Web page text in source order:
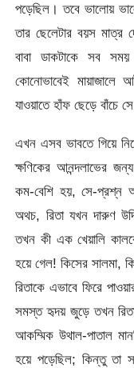
পড়েছিল। তবে ভালোয়
তার ছেলেটার বয়স মাত্র
বাবা ডাকটাকে সব সময়
কোনোভাবেই মায়াজালে
যাওয়াতে হাঁফ ছেড়ে বাঁচে
এখন এসব ভাবতে গিয়ে
ক্ষণিকের আনন্দলাভের
কম-বেশি হয়, সে-প্রশ্ন
অথচ, রিতা যখন দারুণ
তখন কী এক খেয়ালি
হয়ে গেল! কিসের সালমা,
রিতাকে এভাবে ফিরে
সমস্ত হৃদয় জুড়ে তখন
আকম্মিক উথাল-পাতাল
হয়ে পড়েছিল; কিন্তু তা